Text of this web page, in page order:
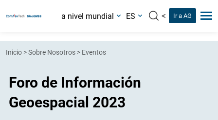
a nivel mundial ES < Ir a AG
Inicio >Sobre Nosotros > Eventos
Foro de Información
Geoespacial 2023